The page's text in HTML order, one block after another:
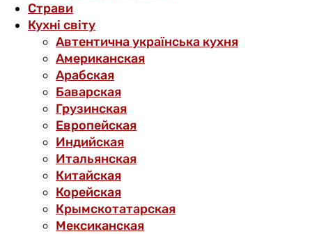
Страви
Кухні світу
Автентична українська кухня
Американская
Арабская
Баварская
Грузинская
Европейская
Индийская
Итальянская
Китайская
Корейская
Крымскотатарская
Мексиканская